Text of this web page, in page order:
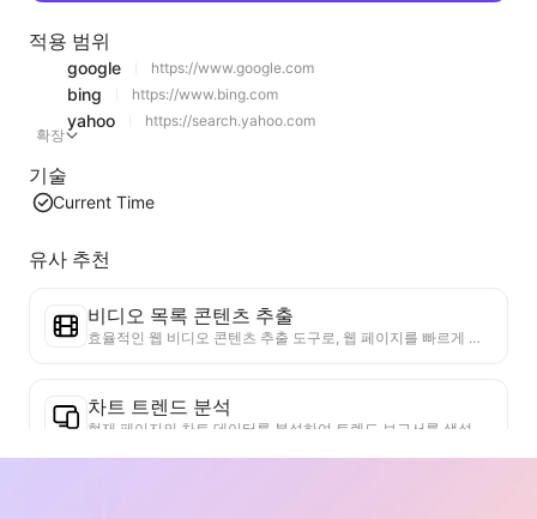
적용 범위
google https://www.google.com
bing https://www.bing.com
yahoo
https://search.yahoo.com
확장
기술
Current Time
유사 추천
비디오 목록 콘텐츠 추출
효율적인 웹 비디오 콘텐츠 추출 도구로, 웹 페이지를 빠르게 스캔하고 비디오 정보를 구조화된 Markdown 표로 정리할 수 있습니다.
차트 트렌드 분석